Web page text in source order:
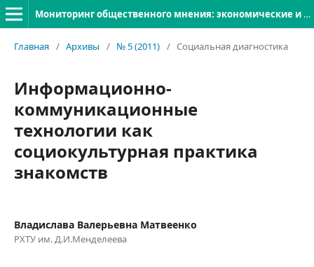
Мониторинг общественного мнения: экономические и социальные перемены
Главная / Архивы / № 5 (2011) / Социальная диагностика
Информационно-
коммуникационные
технологии как
социокультурная практика
знакомств
Владислава Валерьевна Матвеенко
РХТУ им. Д.И.Менделеева